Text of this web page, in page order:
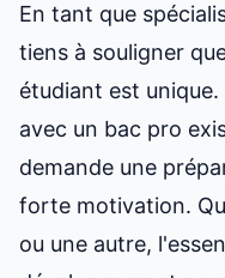
En tant que
tiens à souligner
étudiant est
avec un bac pro
demande une
forte motivation.
ou une autre,